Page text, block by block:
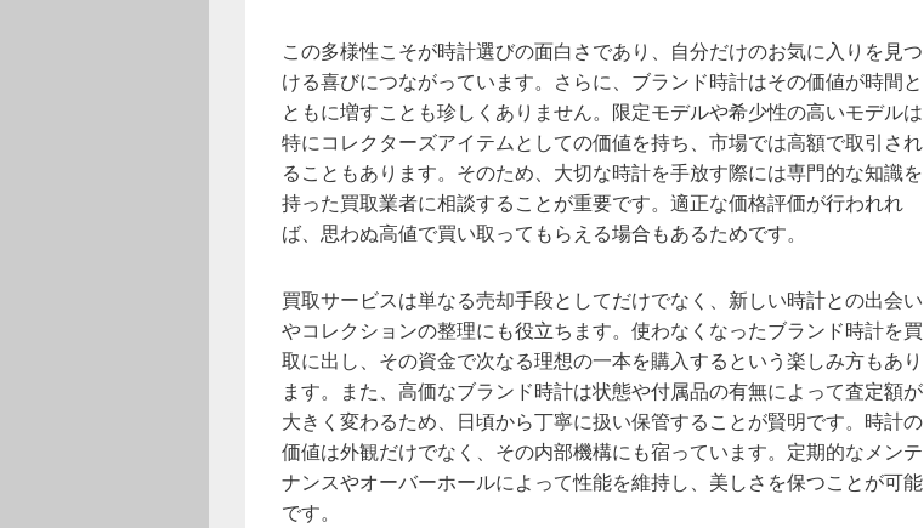
この多様性こそが時計選びの面白さであり、自分だけのお気に入りを見つ
ける喜びにつながっています。さらに、ブランド時計はその価値が時間と
ともに増すことも珍しくありません。限定モデルや希少性の高いモデルは
特にコレクターズアイテムとしての価値を持ち、市場では高額で取引され
ることもあります。そのため、大切な時計を手放す際には専門的な知識を
持った買取業者に相談することが重要です。適正な価格評価が行われれ
ば、思わぬ高値で買い取ってもらえる場合もあるためです。
買取サービスは単なる売却手段としてだけでなく、新しい時計との出会い
やコレクションの整理にも役立ちます。使わなくなったブランド時計を買
取に出し、その資金で次なる理想の一本を購入するという楽しみ方もあり
ます。また、高価なブランド時計は状態や付属品の有無によって査定額が
大きく変わるため、日頃から丁寧に扱い保管することが賢明です。時計の
価値は外観だけでなく、その内部機構にも宿っています。定期的なメンテ
ナンスやオーバーホールによって性能を維持し、美しさを保つことが可能
です。